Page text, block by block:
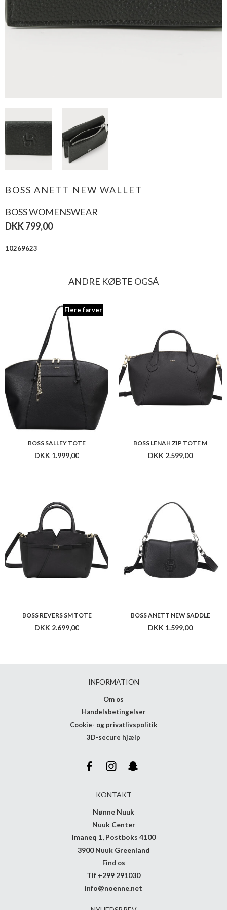
BOSS ANETT NEW WALLET
BOSS WOMENSWEAR
DKK 799,00
10269623
ANDRE KØBTE OGSÅ
Flere farver
BOSS SALLEY TOTE
DKK 1.999,00
BOSS LENAH ZIP TOTE M
DKK 2.599,00
BOSS REVERS SM TOTE
DKK 2.699,00
BOSS ANETT NEW SADDLE
DKK 1.599,00
INFORMATION
Om os
Handelsbetingelser
Cookie- og privatlivspolitik
3D-secure hjælp
KONTAKT
Nønne Nuuk
Nuuk Center
Imaneq 1, Postboks 4100
3900 Nuuk Greenland
Find os
Tlf +299 291030
info@noenne.net